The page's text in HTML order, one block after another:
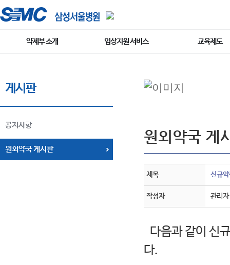
약제부 소개 임상지원 서비스 교육제도
게시판
공지사항
원외약국 게시판
원외약국 게
제목 신규
작성자 관리자
다음과 같이 신
다.